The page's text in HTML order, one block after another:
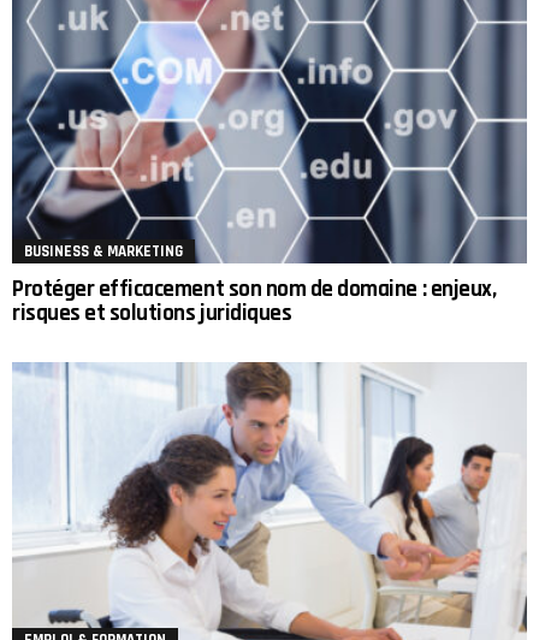
BUSINESS & MARKETING
Protéger efficacement son nom de domaine : enjeux,
risques et solutions juridiques